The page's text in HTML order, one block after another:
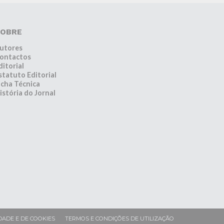
Editorial
Técnica
do Jornal
E DE COOKIES TERMOS E CONDIÇÕES DE UTILIZAÇÃO